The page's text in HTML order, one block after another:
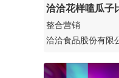
洽洽花样嗑瓜子
整合营销
洽洽食品股份有限